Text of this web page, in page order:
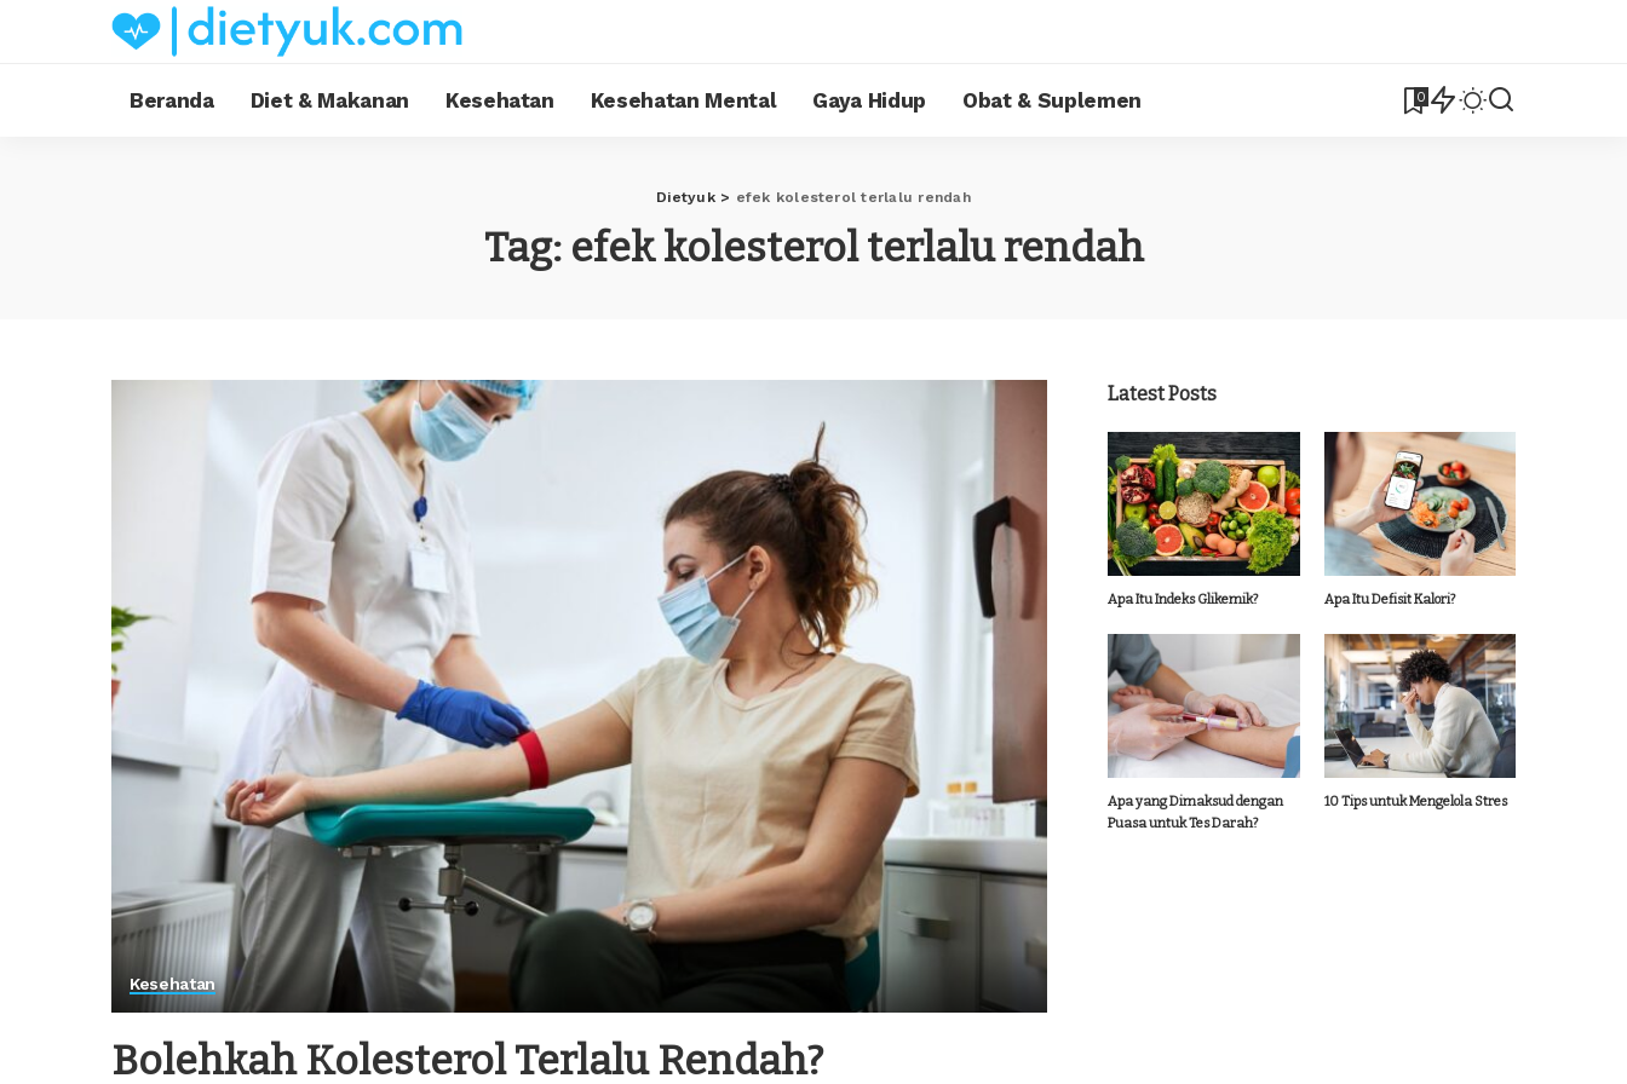
Beranda Diet & Makanan Kesehatan Kesehatan Mental Gaya Hidup Obat & Suplemen 0
Dietyuk> efek kolesterol terlalu rendah
Tag: efek kolesterol terlalu rendah
Kesehatan
Bolehkah Kolesterol Terlalu Rendah?
Latest Posts
Apa Itu Indeks Glikemik? Apa Itu Defisit Kalori?
Apa yang Dimaksud dengan
Puasa untuk Tes Darah?
10 Tips untuk Mengelola Stres